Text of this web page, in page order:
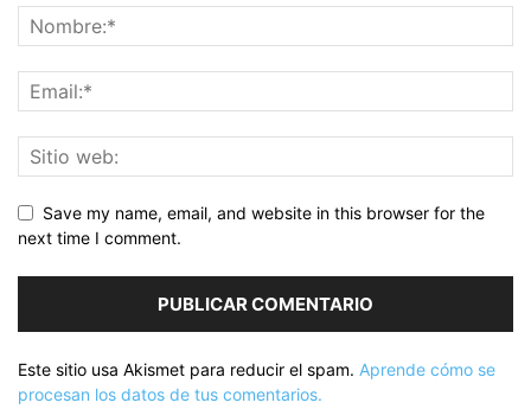
Save my name, email, and website in this browser for the
next time I comment.
Este sitio usa Akismet para reducir el spam. Aprende cómo se
procesan los datos de tus comentarios.